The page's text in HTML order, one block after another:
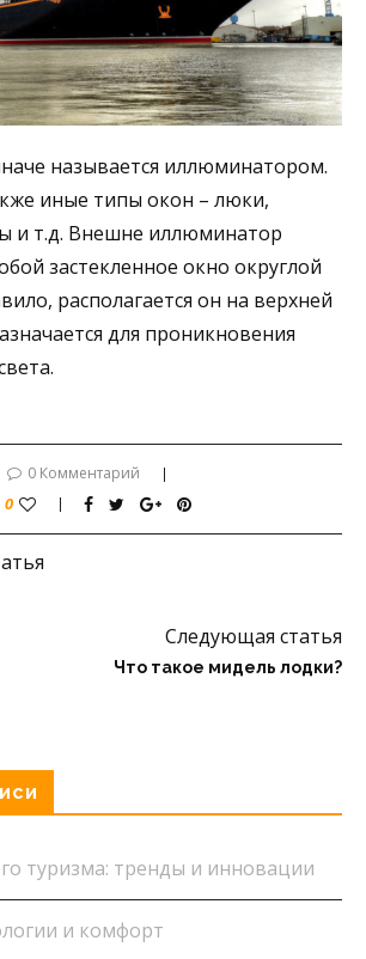
называется иллюминатором.
иные типы окон – люки,
и т.д. Внешне иллюминатор
застекленное окно округлой
располагается он на верхней
для проникновения
0 Комментарий
0
Следующая статья
Что такое мидель лодки?
туризма: тренды и инновации
и комфорт